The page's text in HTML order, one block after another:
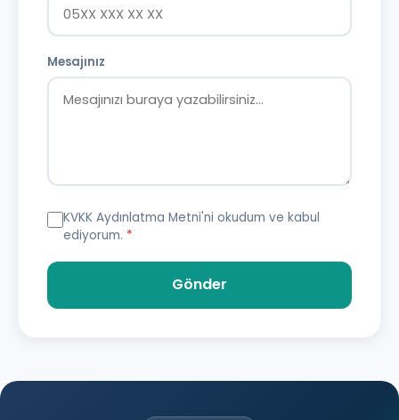
Mesajınız
KVKK Aydınlatma Metni'ni okudum ve kabul
ediyorum. *
Gönder